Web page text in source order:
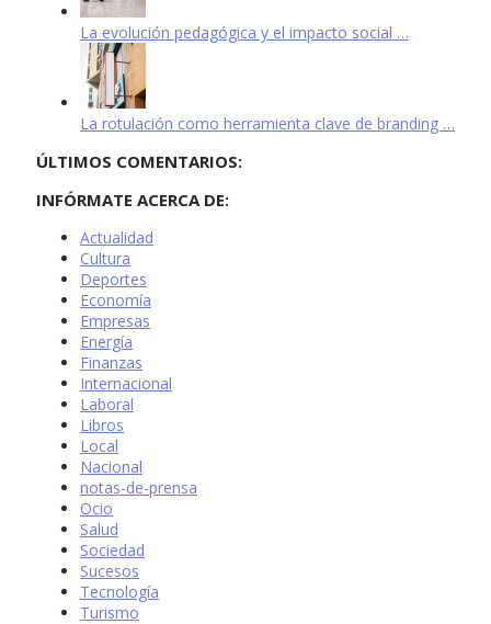
La evolución pedagógica y el impacto social …
La rotulación como herramienta clave de branding …
ÚLTIMOS COMENTARIOS:
INFÓRMATE ACERCA DE:
Actualidad
Cultura
Deportes
Economía
Empresas
Energía
Finanzas
Internacional
Laboral
Libros
Local
Nacional
notas-de-prensa
Ocio
Salud
Sociedad
Sucesos
Tecnología
Turismo